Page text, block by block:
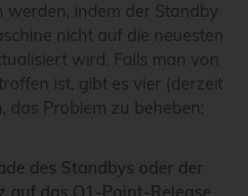
werden, indem der Standby
nicht auf die neuesten
wird. Falls man von
ist, gibt es vier (derzeit
das Problem zu beheben:
des Standbys oder der